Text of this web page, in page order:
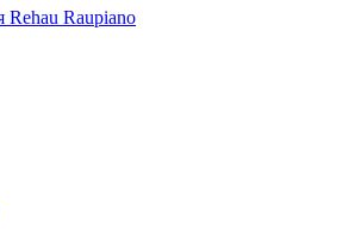
Rehau Raupiano